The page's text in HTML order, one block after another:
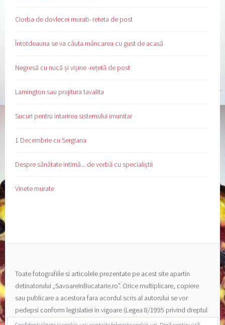
Ciorba de dovlecei murati- reteta de post
Întotdeauna se va căuta mâncarea cu gust de acasă
Negresă cu nucă și vișine -rețetă de post
Lamington sau prajitura tavalita
Sucuri pentru intarirea sistemului imunitar
1 Decembrie cu Sergiana
Despre sănătate intimă... de vorbă cu specialiştii
Vinete murate
Toate fotografiile si articolele prezentate pe acest site apartin
detinatorului „SavoareInBucatarie.ro”. Orice multiplicare, copiere
sau publicare a acestora fara acordul scris al autorului se vor
pedepsi conform legislatiei in vigoare (Legea 8/1995 privind dreptul
de autor si a drepturilor conexe).